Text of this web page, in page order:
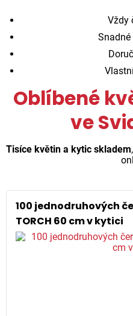
Vždy
Oblíbené
ve
Tisíce květin a kytic skladem
100 jednodruhových
TORCH 60 cm v kytici